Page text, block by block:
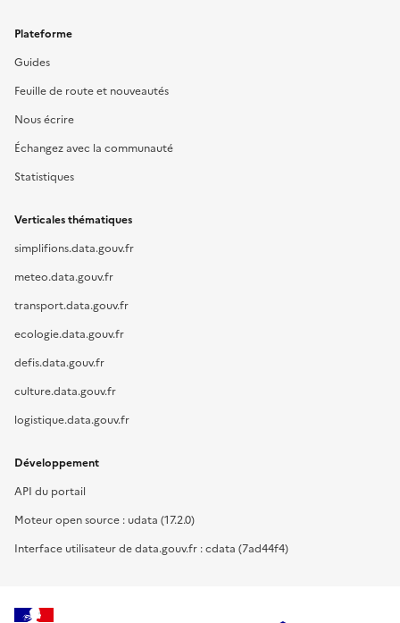
Plateforme
Guides
Feuille de route et nouveautés
Nous écrire
Échangez avec la communauté
Statistiques
Verticales thématiques
simplifions.data.gouv.fr
meteo.data.gouv.fr
transport.data.gouv.fr
ecologie.data.gouv.fr
defis.data.gouv.fr
culture.data.gouv.fr
logistique.data.gouv.fr
Développement
API du portail
Moteur open source : udata (17.2.0)
Interface utilisateur de data.gouv.fr : cdata (7ad44f4)